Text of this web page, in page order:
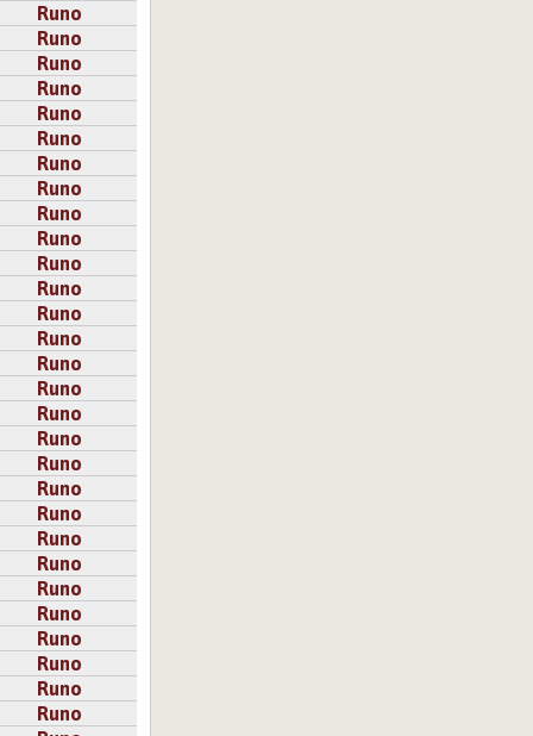
Runo
Runo
Runo
Runo
Runo
Runo
Runo
Runo
Runo
Runo
Runo
Runo
Runo
Runo
Runo
Runo
Runo
Runo
Runo
Runo
Runo
Runo
Runo
Runo
Runo
Runo
Runo
Runo
Runo